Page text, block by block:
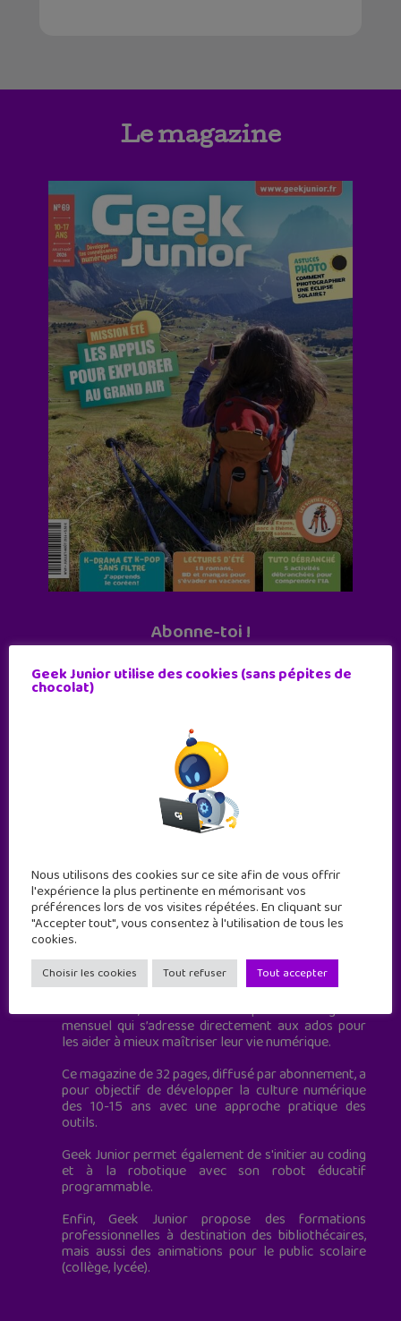
Le magazine
Abonne-toi !
Geek Junior est le premier site de culture numérique
à destination des adolescents.
Geek Junior, c’est aussi le premier magazine
mensuel qui s’adresse directement aux ados pour
les aider à mieux maîtriser leur vie numérique.
Ce magazine de 32 pages, diffusé par abonnement, a
pour objectif de développer la culture numérique
des 10-15 ans avec une approche pratique des
outils.
Geek Junior permet également de s'initier au coding
et à la robotique avec son robot éducatif
programmable.
Enfin, Geek Junior propose des formations
professionnelles à destination des bibliothécaires,
mais aussi des animations pour le public scolaire
(collège, lycée).
Geek Junior utilise des cookies (sans pépites de
chocolat)
Nous utilisons des cookies sur ce site afin de vous offrir
l'expérience la plus pertinente en mémorisant vos
préférences lors de vos visites répétées. En cliquant sur
"Accepter tout", vous consentez à l'utilisation de tous les
cookies.
Choisir les cookies Tout refuser Tout accepter